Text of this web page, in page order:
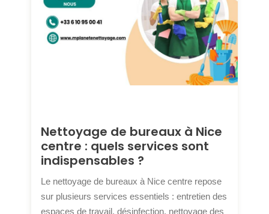
Nettoyage de bureaux à Nice
centre : quels services sont
indispensables ?
Le nettoyage de bureaux à Nice centre repose
sur plusieurs services essentiels : entretien des
espaces de travail, désinfection, nettoyage des